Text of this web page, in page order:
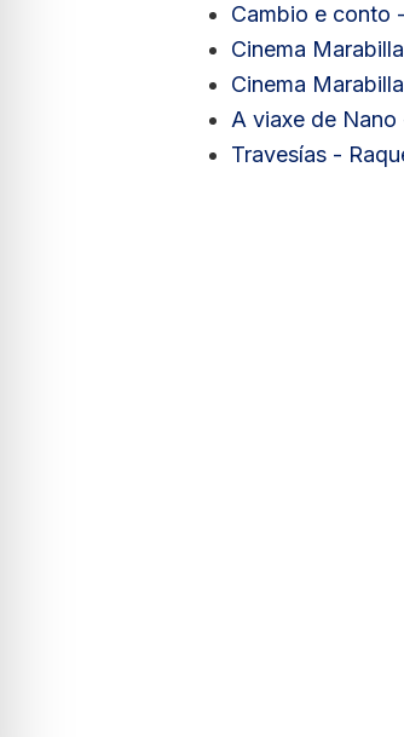
Cambio e conto
Cinema
Cinema
A viaxe de Nano
Travesías -